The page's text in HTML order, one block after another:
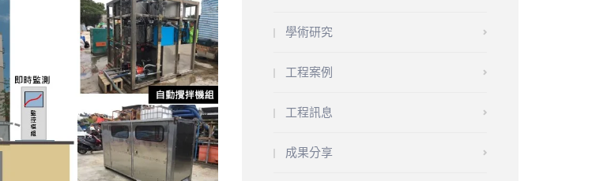
學術研究
工程案例
工程訊息
成果分享